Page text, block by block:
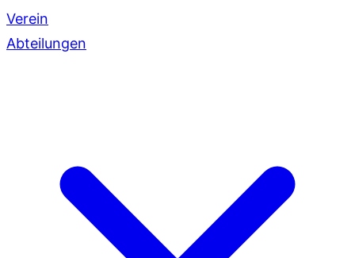
Verein
Abteilungen